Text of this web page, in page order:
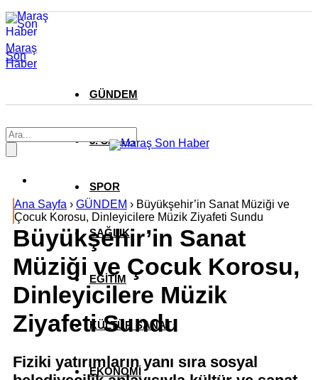
Maraş
Son
Haber
GÜNDEM
3. SAYFA
SPOR
SAĞLIK
EĞİTİM
KÜLTÜR SANAT
EKONOMİ
Ana Sayfa › GÜNDEM › Büyükşehir’in Sanat Müziği ve
Çocuk Korosu, Dinleyicilere Müzik Ziyafeti Sundu
Büyükşehir’in Sanat
Müziği ve Çocuk Korosu,
Dinleyicilere Müzik
Ziyafeti Sundu
Fiziki yatırımların yanı sıra sosyal